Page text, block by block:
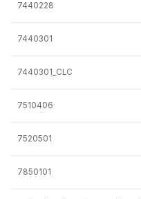
7440228
7440301
7440301_CLC
7510406
7520501
7850101